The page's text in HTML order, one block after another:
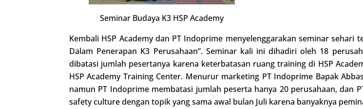
Seminar Budaya K3 HSP Academy
Kembali HSP Academy dan PT Indoprime menyelenggarakan seminar
Dalam Penerapan K3 Perusahaan”. Seminar kali ini dihadiri oleh 18
dibatasi jumlah pesertanya karena keterbatasan ruang training di HSP
HSP Academy Training Center. Menurur marketing PT Indoprime Bapak
namun PT Indoprime membatasi jumlah peserta hanya 20 perusahaan, dan
safety culture dengan topik yang sama awal bulan Juli karena banyaknya